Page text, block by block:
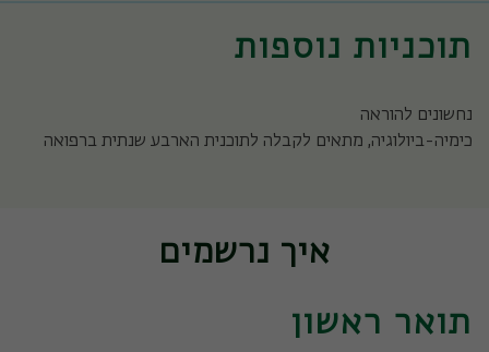
תוכניות נוספות
נחשונים להוראה
כימיה-ביולוגיה, מתאים לקבלה לתוכנית הארבע שנתית ברפואה
איך נרשמים
תואר ראשון